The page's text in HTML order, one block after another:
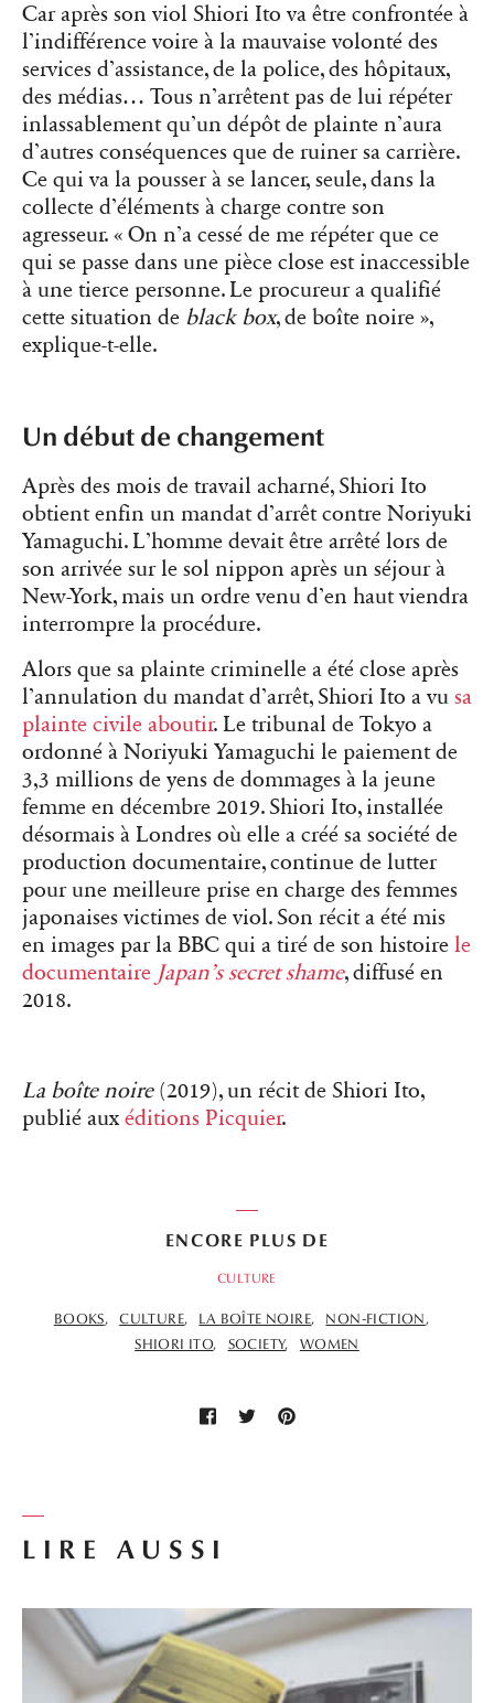
Car après son viol Shiori Ito va être confrontée à
l’indifférence voire à la mauvaise volonté des
services d’assistance, de la police, des hôpitaux,
des médias… Tous n’arrêtent pas de lui répéter
inlassablement qu’un dépôt de plainte n’aura
d’autres conséquences que de ruiner sa carrière.
Ce qui va la pousser à se lancer, seule, dans la
collecte d’éléments à charge contre son
agresseur. « On n’a cessé de me répéter que ce
qui se passe dans une pièce close est inaccessible
à une tierce personne. Le procureur a qualifié
cette situation de black box, de boîte noire »,
explique-t-elle.
Un début de changement
Après des mois de travail acharné, Shiori Ito
obtient enfin un mandat d’arrêt contre Noriyuki
Yamaguchi. L’homme devait être arrêté lors de
son arrivée sur le sol nippon après un séjour à
New-York, mais un ordre venu d’en haut viendra
interrompre la procédure.
Alors que sa plainte criminelle a été close après
l’annulation du mandat d’arrêt, Shiori Ito a vu sa
plainte civile aboutir. Le tribunal de Tokyo a
ordonné à Noriyuki Yamaguchi le paiement de
3,3 millions de yens de dommages à la jeune
femme en décembre 2019. Shiori Ito, installée
désormais à Londres où elle a créé sa société de
production documentaire, continue de lutter
pour une meilleure prise en charge des femmes
japonaises victimes de viol. Son récit a été mis
en images par la BBC qui a tiré de son histoire le
documentaire Japan’s secret shame, diffusé en
2018.
La boîte noire (2019), un récit de Shiori Ito,
publié aux éditions Picquier.
LIRE AUSSI
ENCORE PLUS DE
CULTURE
BOOKS CULTURE LA BOÎTE NOIRE
NON-FICTION
SHIORI ITO
SOCIETY WOMEN